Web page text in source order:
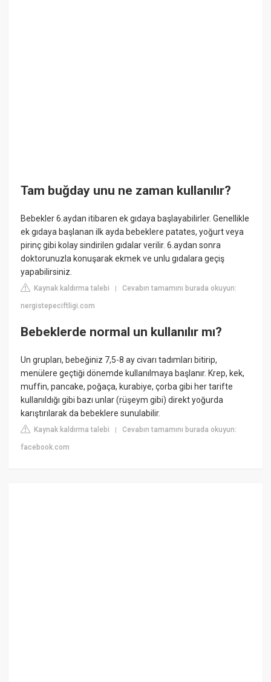
Tam buğday unu ne zaman kullanılır?
Bebekler 6.aydan itibaren ek gıdaya başlayabilirler. Genellikle
ek gıdaya başlanan ilk ayda bebeklere patates, yoğurt veya
pirinç gibi kolay sindirilen gıdalar verilir. 6.aydan sonra
doktorunuzla konuşarak ekmek ve unlu gıdalara geçiş
yapabilirsiniz.
Kaynak kaldırma talebi |Cevabın tamamını burada okuyun:
nergistepeciftligi.com
Bebeklerde normal un kullanılır mı?
Un grupları, bebeğiniz 7,5-8 ay civarı tadımları bitirip,
menülere geçtiği dönemde kullanılmaya başlanır. Krep, kek,
muffin, pancake, poğaça, kurabiye, çorba gibi her tarifte
kullanıldığı gibi bazı unlar (rüşeym gibi) direkt yoğurda
karıştırılarak da bebeklere sunulabilir.
Kaynak kaldırma talebi |Cevabın tamamını burada okuyun:
facebook.com